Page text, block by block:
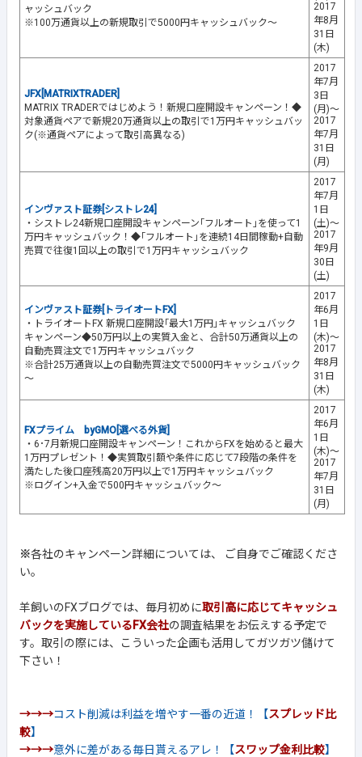
ャッシュバック
※100万通貨以上の新規取引で5000円キャッシュバック～
2017
年8月
31日
(木)
JFX[MATRIXTRADER]
MATRIX TRADERではじめよう！新規口座開設キャンペーン！◆
対象通貨ペアで新規20万通貨以上の取引で1万円キャッシュバッ
ク(※通貨ペアによって取引高異なる)
2017
年7月
3日
(月)～
2017
年7月
31日
(月)
インヴァスト証券[シストレ24]
・シストレ24新規口座開設キャンペーン｢フルオート｣を使って1
万円キャッシュバック！◆｢フルオート｣を連続14日間稼動+自動
売買で往復1回以上の取引で1万円キャッシュバック
2017
年7月
1日
(土)～
2017
年9月
30日
(土)
インヴァスト証券[トライオートFX]
・トライオートFX 新規口座開設｢最大1万円｣キャッシュバック
キャンペーン◆50万円以上の実質入金と、合計50万通貨以上の
自動売買注文で1万円キャッシュバック
※合計25万通貨以上の自動売買注文で5000円キャッシュバック
～
2017
年6月
1日
(木)～
2017
年8月
31日
(木)
FXプライム byGMO[選べる外貨]
・6･7月新規口座開設キャンペーン！これからFXを始めると最大
1万円プレゼント！◆実質取引額や条件に応じて7段階の条件を
満たした後口座残高20万円以上で1万円キャッシュバック
※ログイン+入金で500円キャッシュバック～
2017
年6月
1日
(木)～
2017
年7月
31日
(月)
※各社のキャンペーン詳細については、 ご自身でご確認くださ
い。
羊飼いのFXブログでは、毎月初めに取引高に応じてキャッシュ
バックを実施しているFX会社の調査結果をお伝えする予定で
す。取引の際には、こういった企画も活用してガツガツ儲けて
下さい！
→→→コスト削減は利益を増やす一番の近道！【スプレッド比
較】
→→→意外に差がある毎日貰えるアレ！【スワップ金利比較】